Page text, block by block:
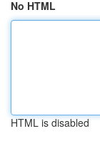
No HTML
HTML is disabled